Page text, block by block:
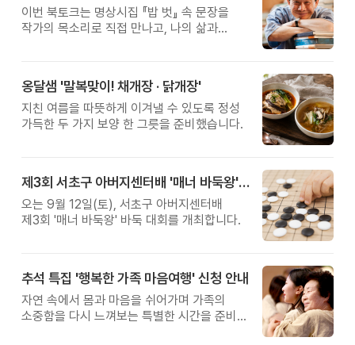
이번 북토크는 명상시집 『밥 벗』 속 문장을
작가의 목소리로 직접 만나고, 나의 삶과
옹달샘 '말복맞이! 채개장 · 닭개장'
지친 여름을 따뜻하게 이겨낼 수 있도록 정성
가득한 두 가지 보양 한 그릇을 준비했습니다.
제3회 서초구 아버지센터배 '매너 바둑왕' 대회
오는 9월 12일(토), 서초구 아버지센터배
제3회 '매너 바둑왕' 바둑 대회를 개최합니다.
추석 특집 '행복한 가족 마음여행' 신청 안내
자연 속에서 몸과 마음을 쉬어가며 가족의
소중함을 다시 느껴보는 특별한 시간을 준비해